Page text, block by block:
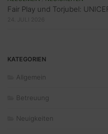
Fair Play und Torjubel:
KATEGORIEN
Allgemein
Betreuung
Neuigkeiten